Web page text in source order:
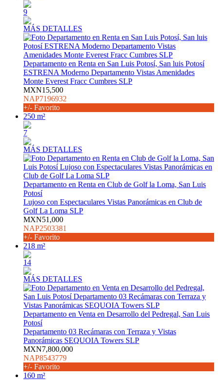
9
MÁS DETALLES
Departamento en Renta en San Luis Potosí, San luis Potosí
ESTRENA Moderno Departamento Vistas Amenidades
Monte Everest Fracc Cumbres SLP
MXN15,500
NAP7196932
+/- Favorito
250 m²
7
MÁS DETALLES
Departamento en Renta en Club de Golf la Loma, San Luis
Potosí
Lujoso con Espectaculares Vistas Panorámicas en Club de
Golf La Loma SLP
MXN51,000
NAP2503381
+/- Favorito
218 m²
14
MÁS DETALLES
Departamento en Venta en Desarrollo del Pedregal, San Luis
Potosí
Departamento 03 Recámaras con Terraza y Vistas
Panorámicas SEQUOIA Towers SLP
MXN7,800,000
NAP8543779
+/- Favorito
160 m²